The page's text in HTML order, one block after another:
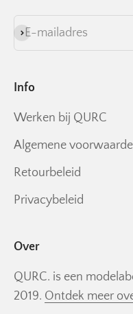
E-mailadres
Abonneren
Info
Werken bij QURC
Algemene
Retourbeleid
Privacybeleid
Over
QURC. is een
2019. Ontdek meer